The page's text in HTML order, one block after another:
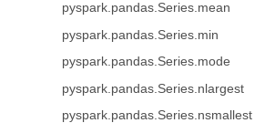
pyspark.pandas.Series.mean
pyspark.pandas.Series.min
pyspark.pandas.Series.mode
pyspark.pandas.Series.nlargest
pyspark.pandas.Series.nsmallest